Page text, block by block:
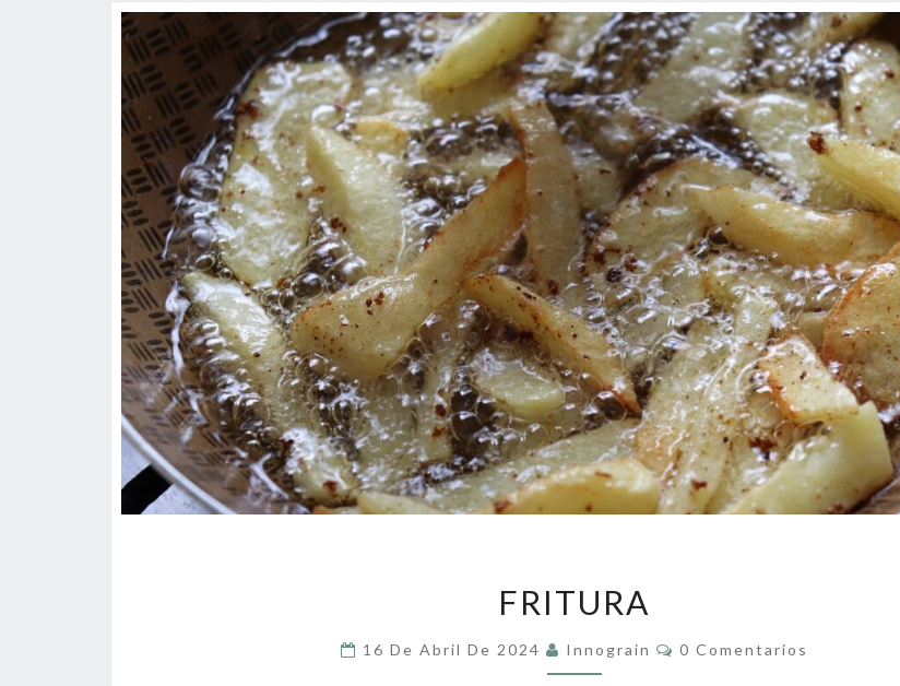
FRITURA
16 De Abril De 2024 Innograin Comentarios
0 Comentarios